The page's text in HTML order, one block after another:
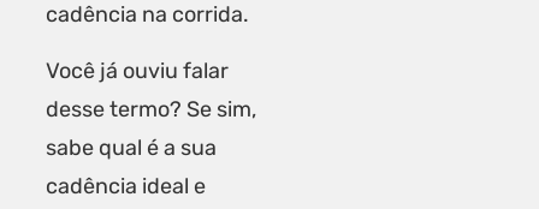
cadência na corrida.
Você já ouviu falar
desse termo? Se sim,
sabe qual é a sua
cadência ideal e